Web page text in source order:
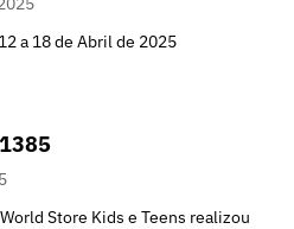
a 18 de Abril de 2025
Store Kids e Teens realizou